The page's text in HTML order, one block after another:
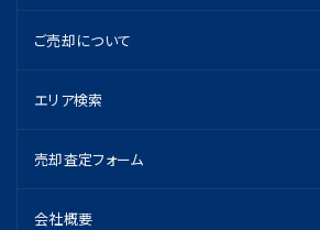
ご売却について
エリア検索
売却査定フォーム
会社概要